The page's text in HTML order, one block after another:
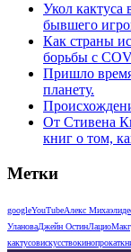
Укол
бывшего
Как страны
борьбы с
Пришло
планету.
От Стивена
книг о том,
Метки
googleYouTubeАлекс
УлановаДжейн ОстинЛацио
кактусовискусствокинопрокат